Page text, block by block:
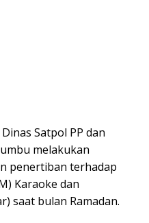
Dinas Satpol PP dan
melakukan
penertiban terhadap
Karaoke dan
saat bulan Ramadan.